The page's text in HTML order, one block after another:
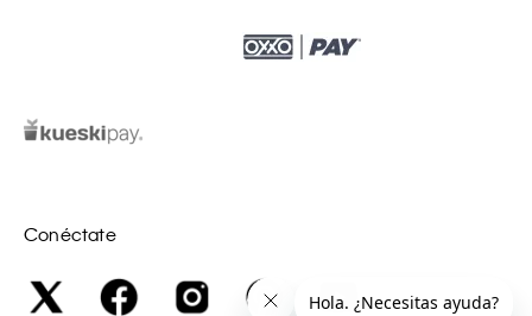
Conéctate